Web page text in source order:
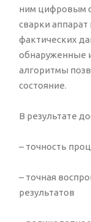
ним цифровым
сварки
фактических
обнаруженные
алгоритмы
состояние.
В результате
– точность
– точная
результатов